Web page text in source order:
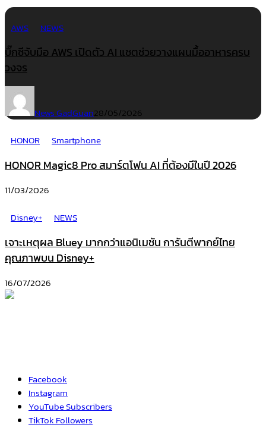
AWS NEWS
บิ๊กซีจับมือ AWS เปิดตัว AI แชตช่วยวางแผนมื้ออาหารครบ
วงจร
News GadGuan28/05/2026
HONOR
Smartphone
HONOR Magic8 Pro สมาร์ตโฟน AI ที่ต้องมีในปี 2026
11/03/2026
Disney+
NEWS
เจาะเหตุผล Bluey มากกว่าแอนิเมชัน การันตีพากย์ไทย
คุณภาพบน Disney+
16/07/2026
Facebook
Instagram
YouTubeSubscribers
TikTok Followers